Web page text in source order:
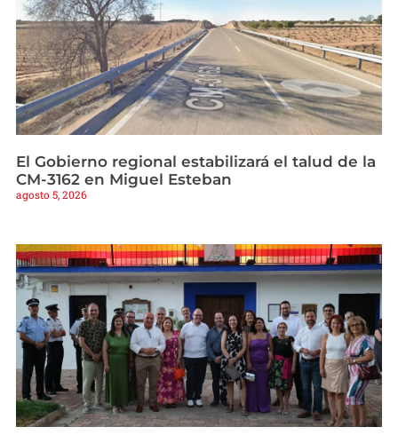
El Gobierno regional estabilizará el talud de la
CM-3162 en Miguel Esteban
agosto 5, 2026